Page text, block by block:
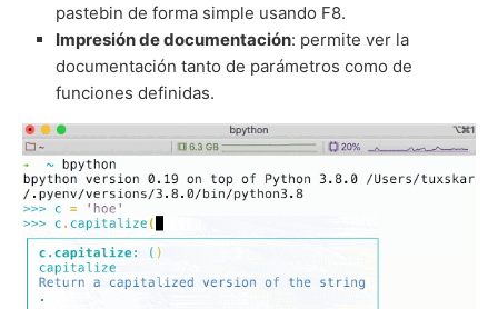
pastebin de forma simple usando F8.
Impresión de documentación: permite ver la
documentación tanto de parámetros como de
funciones definidas.